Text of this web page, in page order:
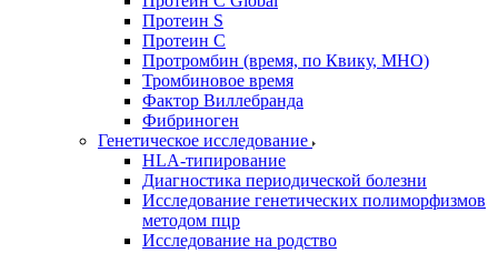
Протеин S
Протеин С
Протромбин (время, по Квику, МНО)
Тромбиновое время
Фактор Виллебранда
Фибриноген
Генетическое исследование
HLA-типирование
Диагностика периодической болезни
Исследование генетических полиморфизмов
методом пцр
Исследование на родство